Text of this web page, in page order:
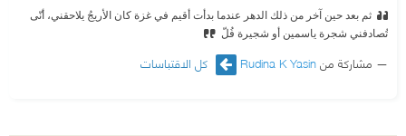
ثم بعد حين آخر من ذلك الدهر عندما بدأت أقيم في غزة كان الأريجُ يلاحقني، أنّى
تُصادفني شجرة ياسمين أو شجيرة فُلّ
مشاركة منRudina K Yasin كل الاقتباسات